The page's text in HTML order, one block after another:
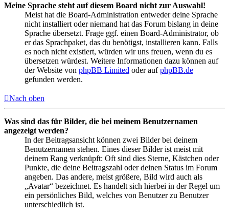
Meine Sprache steht auf diesem Board nicht zur Auswahl!
Meist hat die Board-Administration entweder deine Sprache
nicht installiert oder niemand hat das Forum bislang in deine
Sprache übersetzt. Frage ggf. einen Board-Administrator, ob
er das Sprachpaket, das du benötigst, installieren kann. Falls
es noch nicht existiert, würden wir uns freuen, wenn du es
übersetzen würdest. Weitere Informationen dazu können auf
der Website von phpBB Limited oder aufphpBB.de
gefunden werden.
Nach oben
Was sind das für Bilder, die bei meinem Benutzernamen
angezeigt werden?
In der Beitragsansicht können zwei Bilder bei deinem
Benutzernamen stehen. Eines dieser Bilder ist meist mit
deinem Rang verknüpft: Oft sind dies Sterne, Kästchen oder
Punkte, die deine Beitragszahl oder deinen Status im Forum
angeben. Das andere, meist größere, Bild wird auch als
„Avatar“ bezeichnet. Es handelt sich hierbei in der Regel um
ein persönliches Bild, welches von Benutzer zu Benutzer
unterschiedlich ist.